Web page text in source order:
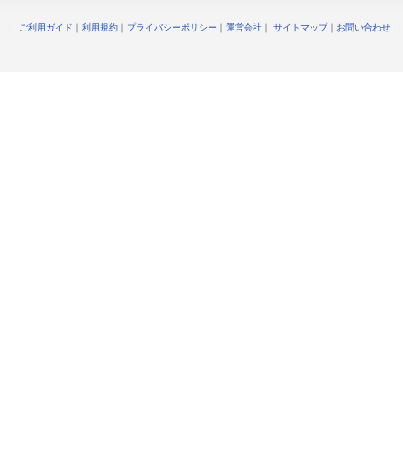
ご利用ガイド ｜ 利用規約 ｜ プライバシーポリシー ｜ 運営会社 ｜ サイトマップ｜ お問い合わせ